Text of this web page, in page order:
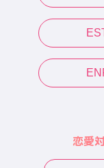
恋愛